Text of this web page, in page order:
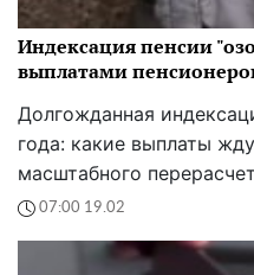
Индексация пенсии
выплатами
Долгожданная
года: какие выплаты
масштабного
07:00 19.02